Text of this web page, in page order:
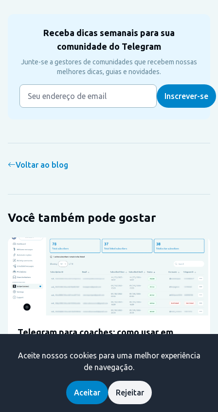
Receba dicas semanais para sua
comunidade do Telegram
Junte-se a gestores de comunidades que recebem nossas
melhores dicas, guias e novidades.
Voltar ao blog
Você também pode gostar
Telegram para coaches: como usar em
sem virar caos
mentorias e programas em grupo, mas so quando a operacao
e bem desenhada. Este guia mostra como usar Telegram
para suporte, accountability e comunidade paga sem
Aceite nossos cookies para uma melhor experiência
de navegação.
Aceitar Rejeitar